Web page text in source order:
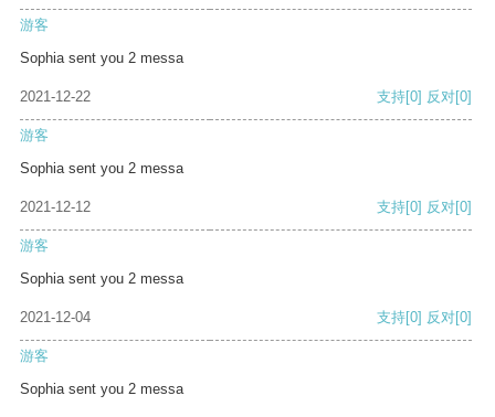
游客
Sophia sent you 2 messa
2021-12-22 支持[0] 反对[0]
游客
Sophia sent you 2 messa
2021-12-12 支持[0] 反对[0]
游客
Sophia sent you 2 messa
2021-12-04 支持[0] 反对[0]
游客
Sophia sent you 2 messa